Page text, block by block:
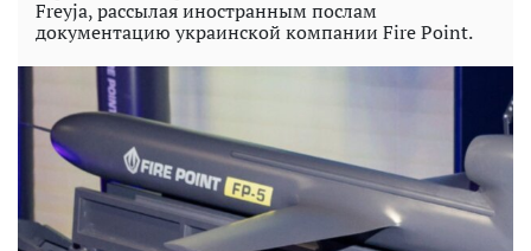
Freyja, рассылая иностранным послам
документацию украинской компании Fire Point.